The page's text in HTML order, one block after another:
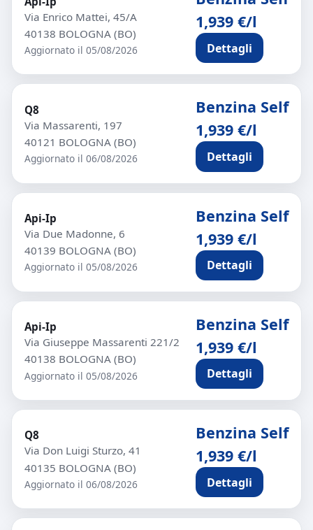
Via Enrico Mattei, 45/A
40138 BOLOGNA (BO)
Aggiornato il 05/08/2026
1,939 €/l
Dettagli
Q8
Via Massarenti, 197
40121 BOLOGNA (BO)
Aggiornato il 06/08/2026
Benzina Self
1,939 €/l
Dettagli
Api-Ip
Via Due Madonne, 6
40139 BOLOGNA (BO)
Aggiornato il 05/08/2026
Benzina Self
1,939 €/l
Dettagli
Api-Ip
Via Giuseppe Massarenti 221/2
40138 BOLOGNA (BO)
Aggiornato il 05/08/2026
Benzina Self
1,939 €/l
Dettagli
Q8
Via Don Luigi Sturzo, 41
40135 BOLOGNA (BO)
Aggiornato il 06/08/2026
Benzina Self
1,939 €/l
Dettagli